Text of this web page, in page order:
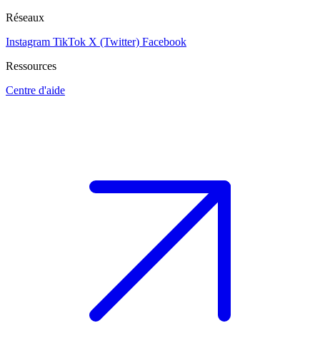
Réseaux
Instagram TikTok X (Twitter) Facebook
Ressources
Centre d'aide